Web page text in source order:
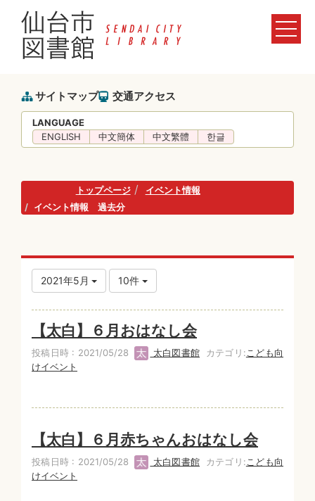
サイトマップ 交通アクセス
LANGUAGE
ENGLISH
中文簡体 中文繁體 한글
トップページ
イベント情報
イベント情報 過去分
2021年5月 10件
【太白】６月おはなし会
投稿日時 : 2021/05/28 太白図書館 カテゴリ: こども向
けイベント
【太白】６月赤ちゃんおはなし会
投稿日時 : 2021/05/28 太白図書館 カテゴリ: こども向
けイベント